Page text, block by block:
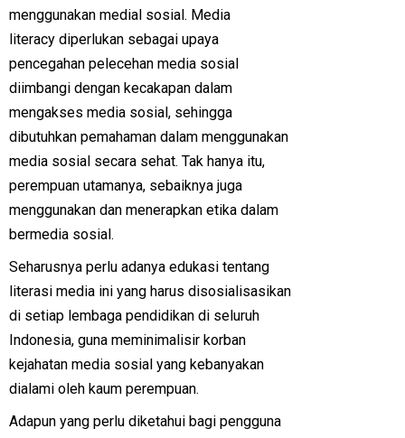
menggunakan medial sosial. Media
literacy diperlukan sebagai upaya
pencegahan pelecehan media sosial
diimbangi dengan kecakapan dalam
mengakses media sosial, sehingga
dibutuhkan pemahaman dalam menggunakan
media sosial secara sehat. Tak hanya itu,
perempuan utamanya, sebaiknya juga
menggunakan dan menerapkan etika dalam
bermedia sosial.
Seharusnya perlu adanya edukasi tentang
literasi media ini yang harus disosialisasikan
di setiap lembaga pendidikan di seluruh
Indonesia, guna meminimalisir korban
kejahatan media sosial yang kebanyakan
dialami oleh kaum perempuan.
Adapun yang perlu diketahui bagi pengguna